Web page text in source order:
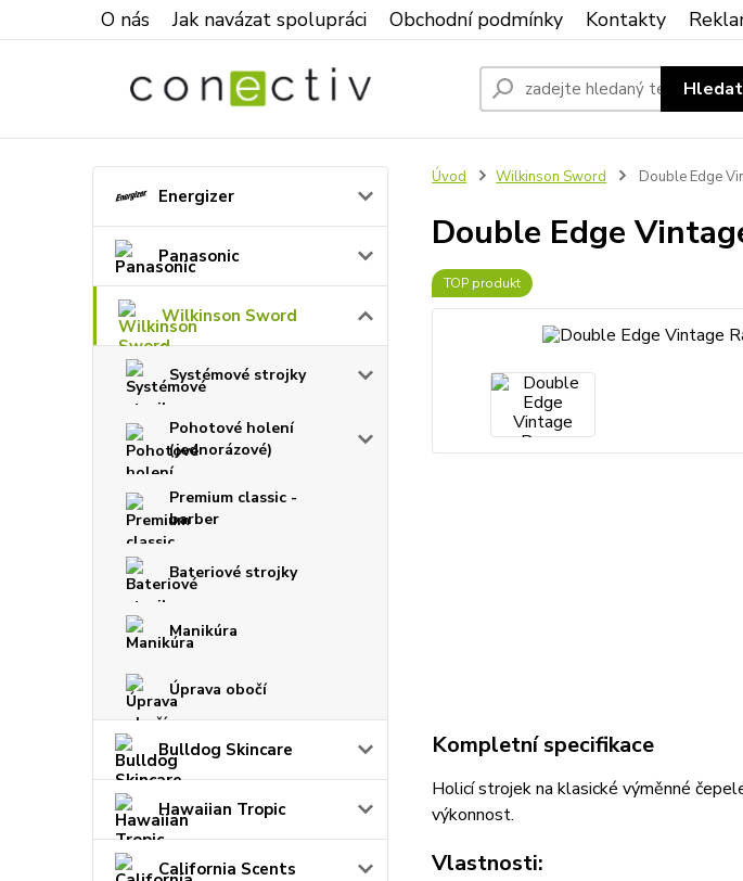
O nás Jak navázat spolupráci Obchodní podmínky Kontakty
Hledat
Energizer
Panasonic
Wilkinson Sword
Systémové strojky
Pohotové holení
(jednorázové)
Premium classic -
barber
Bateriové strojky
Manikúra
Úprava obočí
Bulldog Skincare
Hawaiian Tropic
California Scents
Úvod Wilkinson Sword Double Edge
Double Edge
TOP produkt
Kompletní specifikace
Holicí strojek na klasické výměnné
výkonnost.
Vlastnosti: